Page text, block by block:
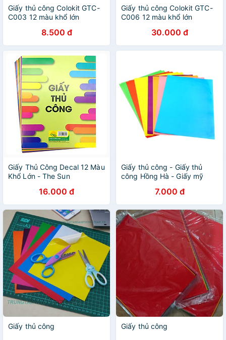
Giấy thủ công Colokit GTC-
C003 12 màu khổ lớn
8.500 đ
Giấy thủ công Colokit GTC-
C006 12 màu khổ lớn
30.000 đ
Giấy Thủ Công Decal 12 Màu
Khổ Lớn - The Sun
16.000 đ
Giấy thủ công - Giấy thủ
công Hồng Hà - Giấy mỹ
7.000 đ
Giấy thủ công Giấy thủ công